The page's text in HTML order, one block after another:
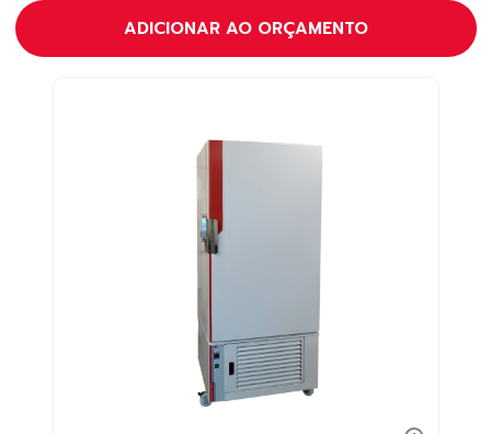
ADICIONAR AO ORÇAMENTO